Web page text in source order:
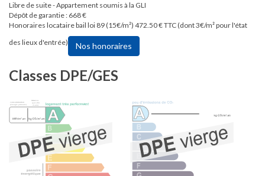
Libre de suite - Appartement soumis à la GLI
Dépôt de garantie : 668 €
Honoraires locataire bail loi 89 (15€/m²) 472.50 € TTC (dont 3€/m² pour l'état
des lieux d'entrée)
Nos honoraires
Classes DPE/GES